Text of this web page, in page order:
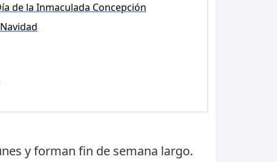
de la Inmaculada Concepción
Navidad
y forman fin de semana largo.